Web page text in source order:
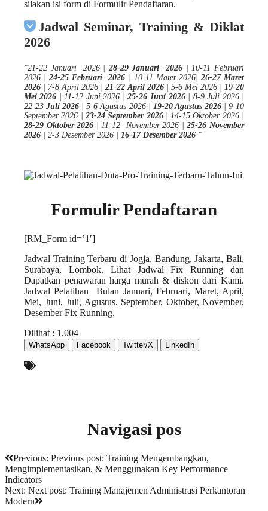
silakan isi form di Formulir Pendaftaran.
Jadwal Seminar, Training & Diklat
2026
"21-22 Januari 2026 | 28-29 Januari 2026
| 10-11 Februari
2026 |
24-25 Februari 2026 | 10-11 Maret 2026| 26-27 Maret
2026
| 7-8 April 2026 |21-22 April 2026 | 5-6 Mei 2026 |
19-20
Mei 2026 | 11-12 Juni 2026 |25-26 Juni 2026
| 8-9 Juli 2026 |
22-23 Juli 2026 | 5-6 Agustus 2026 | 19-20 Agustus 2026
| 9-10
September 2026 | 23-24 September 2026
| 14-15 Oktober 2026 |
28-29 Oktober 2026 | 11-12 November 2026 |25-26 November
2026 | 2-3 Desember 2026 | 16-17 Desember 2026 "
Formulir Pendaftaran
[RM_Form id=’1′]
Jadwal Training Terbaru di Jogja, Bandung, Jakarta, Bali,
Surabaya, Lombok. Lihat Jadwal Fix Running dan
Dapatkan penawaran harga murah & diskon dari Kami.
Jadwal Pelatihan Bulan Januari, Februari, Maret, April,
Mei, Juni, Juli, Agustus, September, Oktober, November,
Desember Fix Running.
Dilihat : 1,004
WhatsApp Facebook Twitter/X LinkedIn
Navigasi pos
Previous: Previous post: Training Mengembangkan,
Mengimplementasikan, & Menggunakan Key Performance
Indicators
Next: Next post: Training Manajemen Administrasi Perkantoran
Modern